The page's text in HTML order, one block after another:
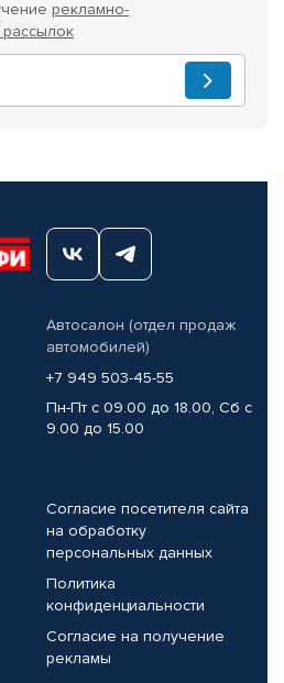
рекламно-
Автосалон (отдел продаж
автомобилей)
+7 949 503-45-55
Пн-Пт с 09.00 до 18.00, Сб с
9.00 до 15.00
Согласие посетителя сайта
на обработку
персональных данных
Политика
конфиденциальности
Согласие на получение
рекламы